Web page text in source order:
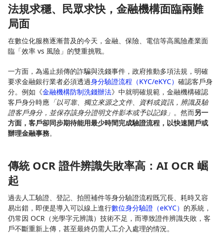
法規求穩、民眾求快，金融機構面臨兩難
局面
在數位化服務逐漸普及的今天，金融、保險、電信等高風險產業面
臨「效率 vs 風險」的雙重挑戰。
一方面，為遏止頻傳的詐騙與洗錢事件，政府推動多項法規，明確
要求金融銀行業者必須透過身分驗證流程（KYC/eKYC）確認客戶身
分。例如《金融機構防制洗錢辦法》中就明確規範，金融機構確認
客戶身分時應 「以可靠、獨立來源之文件、資料或資訊，辨識及驗
證客戶身分，並保存該身分證明文件影本或予以記錄」 。然而另一
方面，客戶卻同步期待能用最少時間完成驗證流程，以快速開戶或
辦理金融事務。
傳統 OCR 證件辨識失敗率高：AI OCR 崛
起
過去人工驗證、登記、拍照補件等身分驗證流程既冗長、耗時又容
易出錯，即便是導入可以線上進行數位身分驗證（eKYC） 的系統，
仍常因 OCR（光學字元辨識）技術不足，而導致證件辨識失敗，客
戶不斷重新上傳，甚至最終仍需人工介入處理的情況。